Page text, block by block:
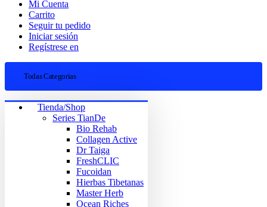
Mi Cuenta
Carrito
Seguir tu pedido
Iniciar sesión
Regístrese en
Todas Categorias
Tienda/Shop
Series TianDe
Bio Rehab
Collagen Active
Dr Taiga
FreshCLIC
Fucoidan
Hierbas Tibetanas
Master Herb
Ocean Riches